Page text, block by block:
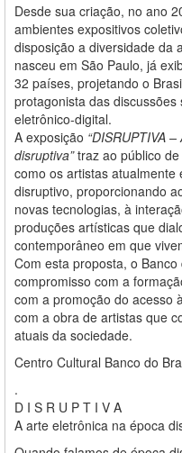
Desde sua criação, no ano
ambientes expositivos
disposição a diversidade da
nasceu em São Paulo, já
32 países, projetando o
protagonista das
eletrônico-digital.
A exposição “DISRUPTIVA
disruptiva”traz ao público
como os artistas
disruptivo, proporcionando
novas tecnologias, à
produções artísticas que
contemporâneo em que
Com esta proposta, o
compromisso com a
com a promoção do acesso
com a obra de artistas que
atuais da sociedade.
Centro Cultural Banco do
.
D I S R U P T I V A
A arte eletrônica na época